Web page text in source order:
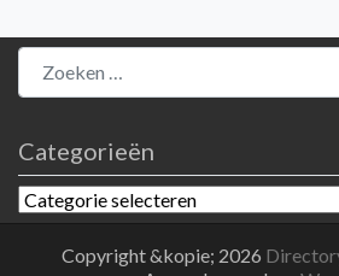
Zoeken naar:
Categorieën
Categorieën
Copyright &kopie; 2026